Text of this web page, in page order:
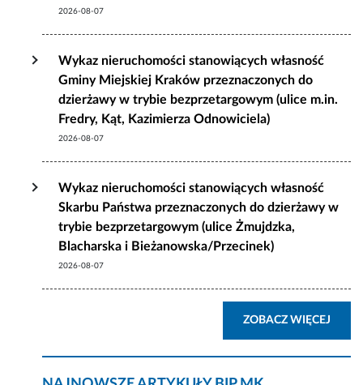
2026-08-07
Wykaz nieruchomości stanowiących własność
Gminy Miejskiej Kraków przeznaczonych do
dzierżawy w trybie bezprzetargowym (ulice m.in.
Fredry, Kąt, Kazimierza Odnowiciela)
2026-08-07
Wykaz nieruchomości stanowiących własność
Skarbu Państwa przeznaczonych do dzierżawy w
trybie bezprzetargowym (ulice Żmujdzka,
Blacharska i Bieżanowska/Przecinek)
2026-08-07
ZOBACZ WIĘCEJ